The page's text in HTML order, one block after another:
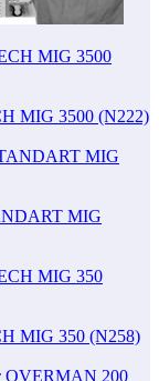
MIG 3500 (N222)
MIG
MIG 350 (N258)